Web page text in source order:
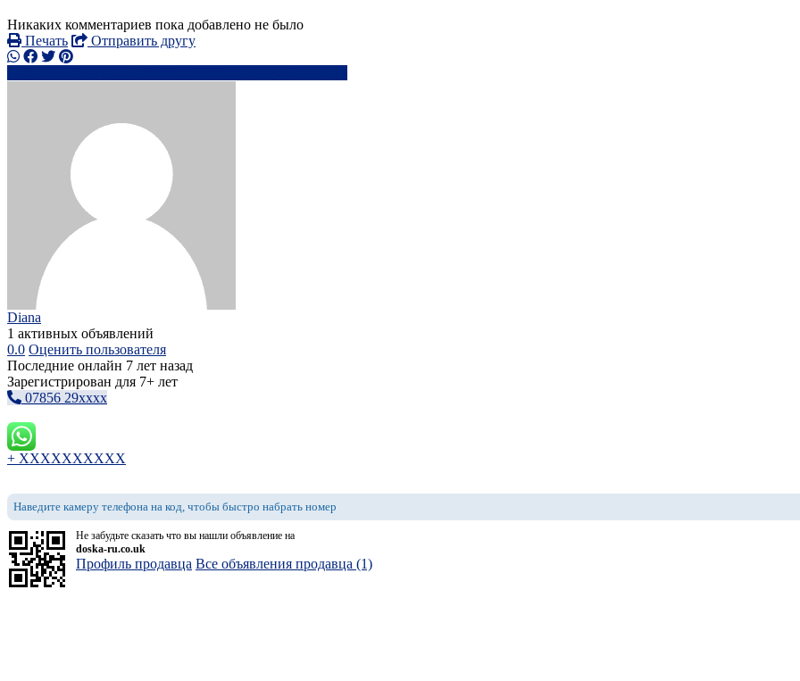
Никаких комментариев пока добавлено не было
Печать
Отправить другу
Diana
1 активных объявлений
0.0 Оценить пользователя
Последние онлайн 7 лет назад
Зарегистрирован для 7+ лет
07856 29xxxx
+ XXXXXXXXXX
Наведите камеру телефона на код, чтобы быстро набрать номер
Не забудьте сказать что вы нашли объявление на
doska-ru.co.uk
Профиль продавца Все объявления продавца (1)